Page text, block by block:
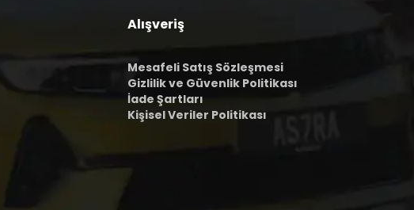
Alışveriş
Mesafeli Satış Sözleşmesi
Gizlilik ve Güvenlik Politikası
İade Şartları
Kişisel Veriler Politikası